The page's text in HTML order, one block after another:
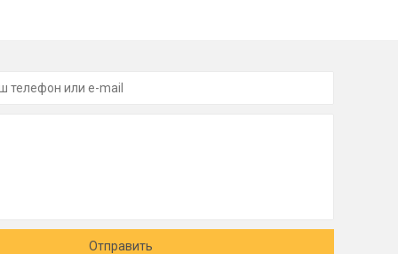
Отправить